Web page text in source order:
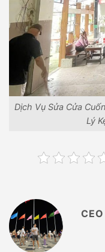
Dịch Vụ Sửa Cửa
Lý